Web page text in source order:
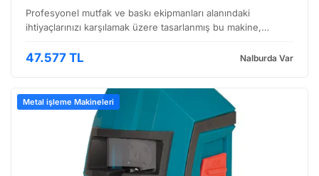
Profesyonel mutfak ve baskı ekipmanları alanındaki
ihtiyaçlarınızı karşılamak üzere tasarlanmış bu makine,
Hassasiyetli Gönye Kesimler İçin Tasarlandı Üstten tablalı …
47.577 TL Nalburda Var
Metal işleme Makineleri